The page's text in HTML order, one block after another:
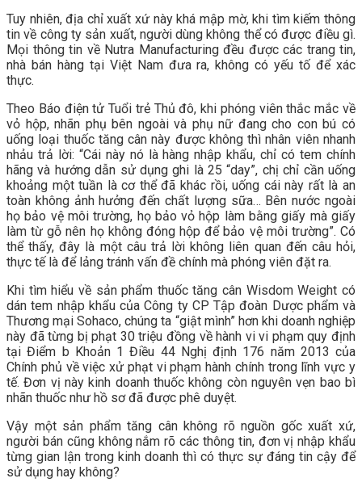
Tuy nhiên, địa chỉ xuất xứ này khá mập mờ, khi tìm kiếm thông
tin về công ty sản xuất, người dùng không thể có được điều gì.
Mọi thông tin về Nutra Manufacturing đều được các trang tin,
nhà bán hàng tại Việt Nam đưa ra, không có yếu tố để xác
thực.
Theo Báo điện tử Tuổi trẻ Thủ đô, khi phóng viên thắc mắc về
vỏ hộp, nhãn phụ bên ngoài và phụ nữ đang cho con bú có
uống loại thuốc tăng cân này được không thì nhân viên nhanh
nhảu trả lời: “Cái này nó là hàng nhập khẩu, chỉ có tem chính
hãng và hướng dẫn sử dụng ghi là 25 “day”, chị chỉ cần uống
khoảng một tuần là cơ thể đã khác rồi, uống cái này rất là an
toàn không ảnh hưởng đến chất lượng sữa… Bên nước ngoài
họ bảo vệ môi trường, họ bảo vỏ hộp làm bằng giấy mà giấy
làm từ gỗ nên họ không đóng hộp để bảo vệ môi trường”. Có
thể thấy, đây là một câu trả lời không liên quan đến câu hỏi,
thực tế là để lảng tránh vấn đề chính mà phóng viên đặt ra.
Khi tìm hiểu về sản phẩm thuốc tăng cân Wisdom Weight có
dán tem nhập khẩu của Công ty CP Tập đoàn Dược phẩm và
Thương mại Sohaco, chúng ta “giật mình” hơn khi doanh nghiệp
này đã từng bị phạt 30 triệu đồng về hành vi vi phạm quy định
tại Điểm b Khoản 1 Điều 44 Nghị định 176 năm 2013 của
Chính phủ về việc xử phạt vi phạm hành chính trong lĩnh vực y
tế. Đơn vị này kinh doanh thuốc không còn nguyên vẹn bao bì
nhãn thuốc như hồ sơ đã được phê duyệt.
Vậy một sản phẩm tăng cân không rõ nguồn gốc xuất xứ,
người bán cũng không nắm rõ các thông tin, đơn vị nhập khẩu
từng gian lận trong kinh doanh thì có thực sự đáng tin cậy để
sử dụng hay không?